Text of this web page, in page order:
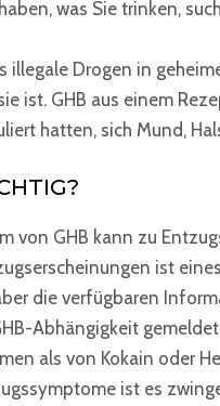
was Sie trinken,
illegale Drogen in
ist. GHB aus einem
hatten, sich Mund,
von GHB kann zu
ist
die verfügbaren
Abhängigkeit
als von Kokain oder
ist es